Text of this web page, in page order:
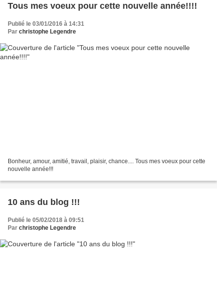
Tous mes voeux pour cette nouvelle année!!!!
Publié le 03/01/2016 à 14:31
Par christophe Legendre
Bonheur, amour, amitié, travail, plaisir, chance.... Tous mes voeux pour cette
nouvelle année!!!
10 ans du blog !!!
Publié le 05/02/2018 à 09:51
Par christophe Legendre